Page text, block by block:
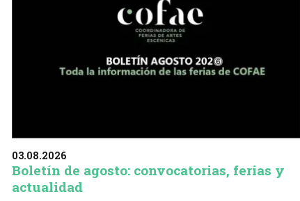
03.08.2026
Boletín de agosto: convocatorias, ferias y
actualidad